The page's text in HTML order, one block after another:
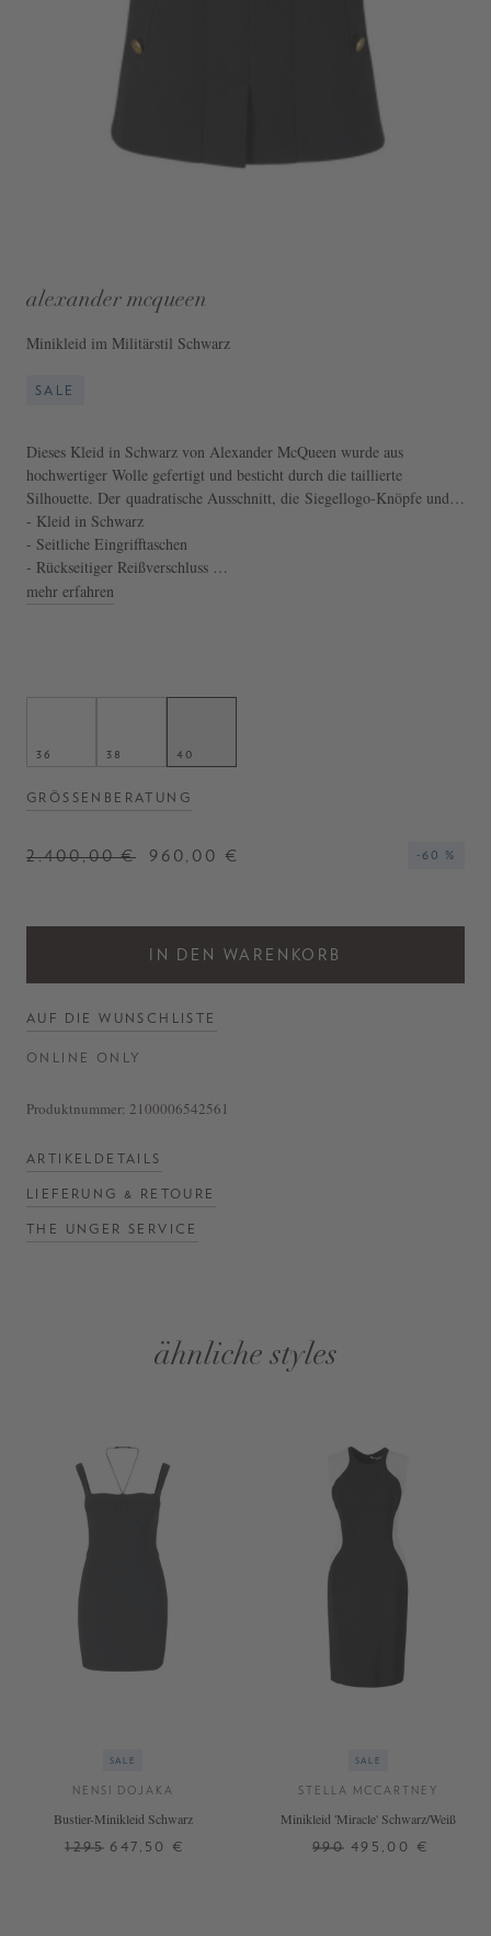
alexander mcqueen
Minikleid im Militärstil Schwarz
SALE
Dieses Kleid in Schwarz von Alexander McQueen wurde aus
hochwertiger Wolle gefertigt und besticht durch die taillierte
Silhouette. Der quadratische Ausschnitt, die Siegellogo-Knöpfe und
die Minilänge zeichnen dieses Modell aus.
- Kleid in Schwarz
- Seitliche Eingrifftaschen
- Rückseitiger Reißverschluss
- Hergestellt in Italien
mehr erfahren
36 38 40
GRÖSSENBERATUNG
2.400,00 € 960,00 € -60 %
IN DEN WARENKORB
AUF DIE WUNSCHLISTE
ONLINE ONLY
Produktnummer: 2100006542561
ARTIKELDETAILS
LIEFERUNG & RETOURE
THE UNGER SERVICE
ähnliche styles
SALE
NENSI DOJAKA
Bustier-Minikleid Schwarz
1295 647,50 €
SALE
STELLA MCCARTNEY
Minikleid 'Miracle' Schwarz/Weiß
990 495,00 €